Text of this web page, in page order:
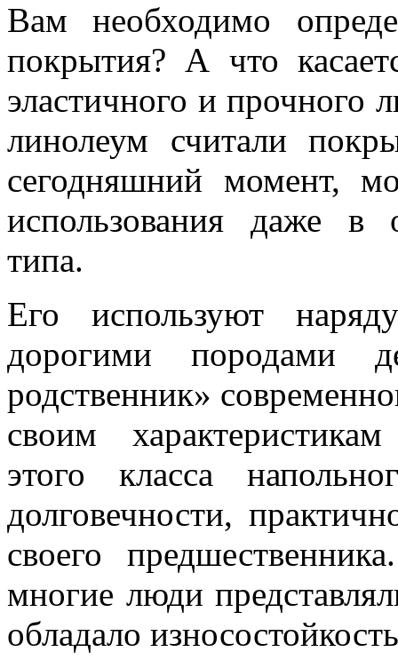
Вам необходимо
покрытия? А что
эластичного и прочного
линолеум считали
сегодняшний момент,
использования даже в
типа.
Его используют
дорогими породами
родственник»
своим
этого класса
долговечности,
своего
многие люди
обладало